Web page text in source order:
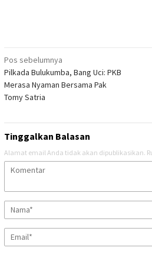
Navigasi
pos
Pos sebelumnya
Pilkada Bulukumba, Bang Uci: PKB
Merasa Nyaman Bersama Pak
Tomy Satria
Tinggalkan Balasan
Alamat email Anda tidak akan dipublikasikan.